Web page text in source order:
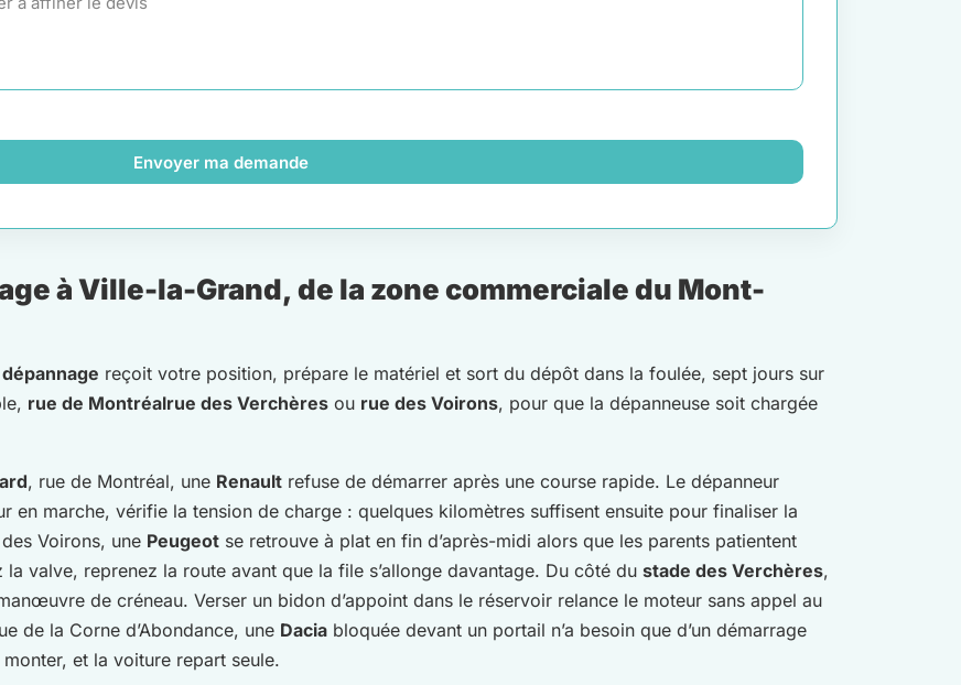
Envoyer ma demande
à Ville-la-Grand, de la zone commerciale du Mont-
reçoit votre position, prépare le matériel et sort du dépôt dans la foulée, sept jours sur
rue de Montréalrue des Verchères ou rue des Voirons, pour que la dépanneuse soit chargée
, rue de Montréal, une Renault refuse de démarrer après une course rapide. Le dépanneur
en marche, vérifie la tension de charge : quelques kilomètres suffisent ensuite pour finaliser la
Voirons, une Peugeot se retrouve à plat en fin d’après-midi alors que les parents patientent
valve, reprenez la route avant que la file s’allonge davantage. Du côté du stade des Verchères,
de créneau. Verser un bidon d’appoint dans le réservoir relance le moteur sans appel au
de la Corne d’Abondance, une Dacia bloquée devant un portail n’a besoin que d’un démarrage
et la voiture repart seule.